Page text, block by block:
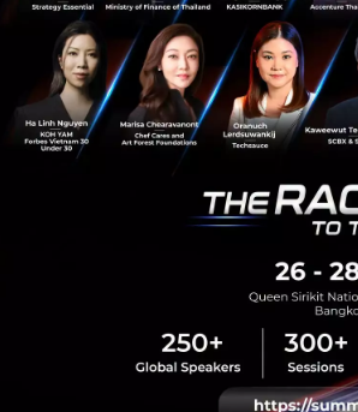
Techsauce Media
About Techsauce
Techsauce Services
Privacy Policy
ส่งบทความ
Techsauce Global Summit